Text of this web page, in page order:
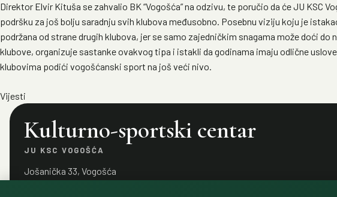
Direktor Elvir Kituša se zahvalio BK “Vogošća” na odzivu, te poručio da će JU
podršku za još bolju saradnju svih klubova međusobno. Posebnu viziju koju je
podržana od strane drugih klubova, jer se samo zajedničkim snagama može doći
klubove, organizuje sastanke ovakvog tipa i istakli da godinama imaju odlične
klubovima podići vogošćanski sport na još veći nivo.
Vijesti
Kulturno-sportski centar
JU KSC VOGOŠĆA
Jošanička 33, Vogošća